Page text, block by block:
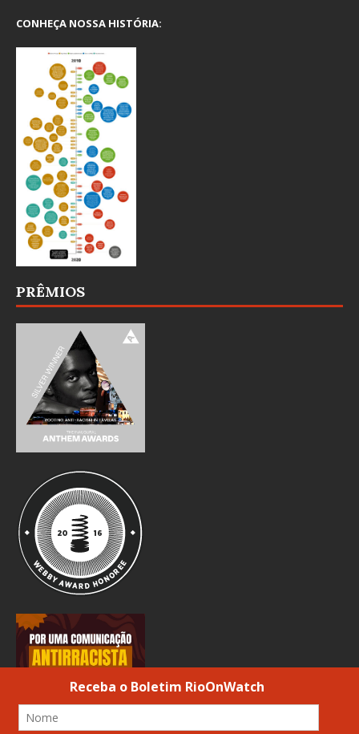
CONHEÇA NOSSA HISTÓRIA:
PRÊMIOS